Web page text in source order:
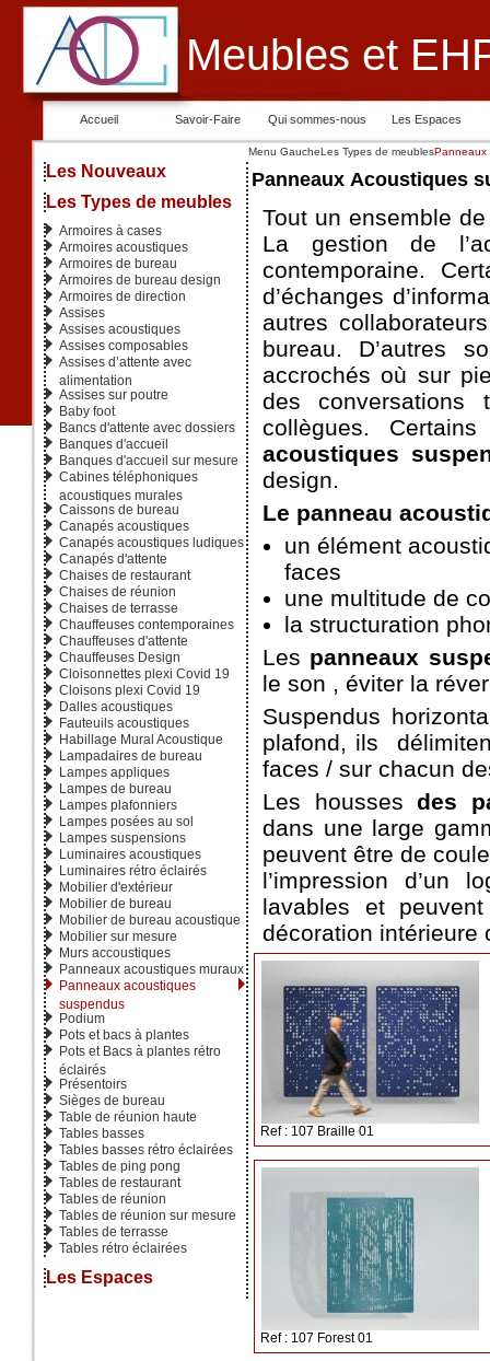
Meubles et
Accueil Savoir-Faire Qui sommes-nous Les Espaces
Les Nouveaux
Les Types de meubles
Armoires à cases
Armoires acoustiques
Armoires de bureau
Armoires de bureau design
Armoires de direction
Assises
Assises acoustiques
Assises composables
Assises d’attente avec
alimentation
Assises sur poutre
Baby foot
Bancs d'attente avec dossiers
Banques d'accueil
Banques d'accueil sur mesure
Cabines téléphoniques
acoustiques murales
Caissons de bureau
Canapés acoustiques
Canapés acoustiques ludiques
Canapés d'attente
Chaises de restaurant
Chaises de réunion
Chaises de terrasse
Chauffeuses contemporaines
Chauffeuses d'attente
Chauffeuses Design
Cloisonnettes plexi Covid 19
Cloisons plexi Covid 19
Dalles acoustiques
Fauteuils acoustiques
Habillage Mural Acoustique
Lampadaires de bureau
Lampes appliques
Lampes de bureau
Lampes plafonniers
Lampes posées au sol
Lampes suspensions
Luminaires acoustiques
Luminaires rétro éclairés
Mobilier d'extérieur
Mobilier de bureau
Mobilier de bureau acoustique
Mobilier sur mesure
Murs accoustiques
Panneaux acoustiques muraux
Panneaux acoustiques
suspendus
Podium
Pots et bacs à plantes
Pots et Bacs à plantes rétro
éclairés
Présentoirs
Sièges de bureau
Table de réunion haute
Tables basses
Tables basses rétro éclairées
Tables de ping pong
Tables de restaurant
Tables de réunion
Tables de réunion sur mesure
Tables de terrasse
Tables rétro éclairées
Les Espaces
Menu GaucheLes Types de meublesPanneaux
Panneaux Acoustiques
Tout un ensemble
La gestion de
contemporaine.
d’échanges
autres
bureau. D’autres
accrochés où sur
des conversations
collègues.
acoustiques
design.
Le panneau
un élément
faces
une multitude de
la structuration
Les panneaux
le son , éviter la
Suspendus
plafond, ils
faces / sur chacun
Les houssesdes
dans une large
peuvent être de
l’impression d’un
lavables et
décoration intérieure
Ref : 107 Braille 01
Ref : 107 Forest 01